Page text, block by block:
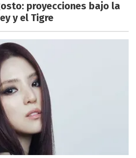
proyecciones bajo la
y el Tigre